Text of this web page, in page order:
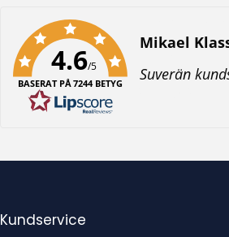
4.6/5
BASERAT PÅ 7244 BETYG
Författare:
Mikael
T
Suverän
Kundservice